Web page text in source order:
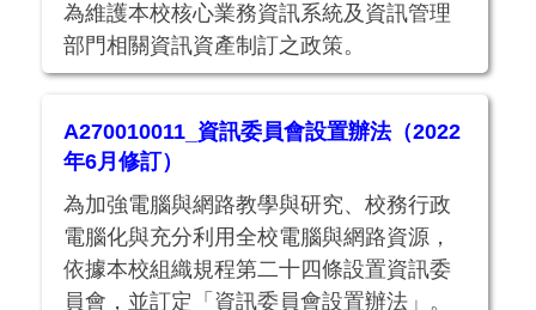
為維護本校核心業務資訊系統及資訊管理
部門相關資訊資產制訂之政策。
A270010011_資訊委員會設置辦法（2022
年6月修訂）
為加強電腦與網路教學與研究、校務行政
電腦化與充分利用全校電腦與網路資源，
依據本校組織規程第二十四條設置資訊委
員會，並訂定「資訊委員會設置辦法」。